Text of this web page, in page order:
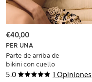
5.0 1 Opiniones
PER UNA
Parte de arriba de
bikini con cuello
Halter estampada
€40,00